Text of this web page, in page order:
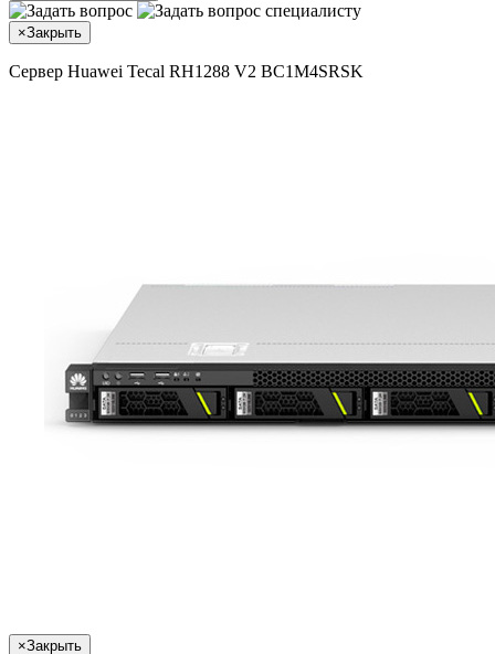
×Закрыть
Сервер Huawei Tecal RH1288 V2 BC1M4SRSK
×Закрыть